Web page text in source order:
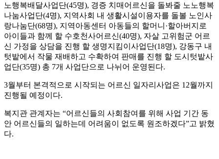
노행복배달사업단(45명), 경증 치매어르신을 돌봐줄 노노행복
나눔사업단(4명), 지역사회 내 생활시설이용자를 돌볼 노인사
랑나눔단(68명), 지역아동센터 아동들의 할머니·할아버지로
아이들과 함께 할 수호천사어르신(40명), 자살 고위험군 어르
신 가정을 상담을 진행 할 생명지킴이사업단(18명), 강동구 내
텃밭에서 작물 재배하고 수확하여 판매를 진행 할 도시텃밭사
업단(35명) 총 7개 사업단으로 나뉘어 운영된다.
3월부터 본격적으로 시작되는 어르신 일자리사업은 12월까지
진행될 예정이다.
복지관 관계자는 “어르신들의 사회참여를 위해 사업 기간 동
안 어르신들의 일하는데 어려움이 없도록 원조하겠다”고 밝혔
다.